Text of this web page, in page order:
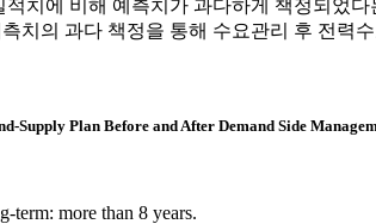
치에 비해 예측치가 과다하게 책정되었
치의 과다 책정을 통해 수요관리 후 전력
Supply Plan Before and After Demand Side
term: more than 8 years.